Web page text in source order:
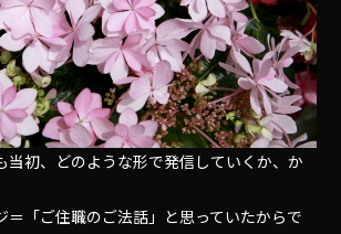
当初、どのような形で発信していくか、か
＝「ご住職のご法話」と思っていたからで